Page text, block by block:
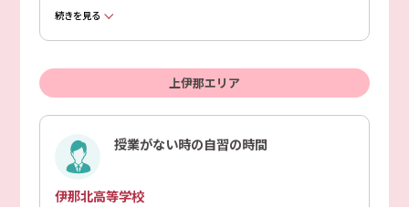
続きを見る
上伊那エリア
授業がない時の自習の時間
伊那北高等学校